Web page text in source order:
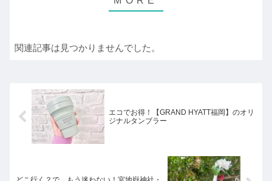
関連記事は見つかりませんでした。
エコでお得！【GRAND HYATT福岡】のオリ
ジナルタンブラー